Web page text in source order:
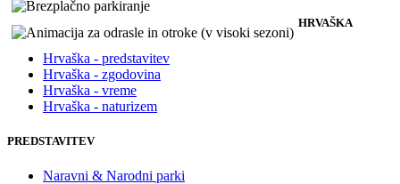
HRVAŠKA
Hrvaška - predstavitev
Hrvaška - zgodovina
Hrvaška - vreme
Hrvaška - naturizem
PREDSTAVITEV
Naravni & Narodni parki